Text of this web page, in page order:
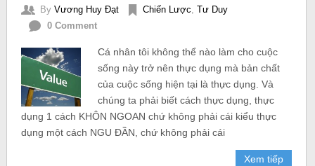
By Vương Huy Đạt Chiến Lược Tư Duy
0 Comment
Cá nhân tôi không thể nào làm cho cuộc
sống này trở nên thực dụng mà bản chất
của cuộc sống hiện tại là thực dụng. Và
chúng ta phải biết cách thực dụng, thực
dụng 1 cách KHÔN NGOAN chứ không phải cái kiểu thực
dụng một cách NGU ĐẦN, chứ không phải cái
Xem tiếp